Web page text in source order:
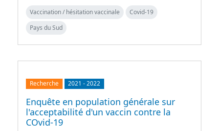
Vaccination / hésitation vaccinale
Covid-19
Pays du Sud
Recherche 2021 -2022
Enquête en population générale sur
l'acceptabilité d'un vaccin contre la
COvid-19